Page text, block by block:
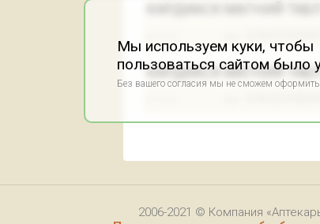
КАРДИАСК МАГНИЙ
КАРДИАСК МАГНИЙ
2006-2021 © Компания
Мы используем куки, чтобы
пользоваться сайтом было
Без вашего согласия мы не сможем